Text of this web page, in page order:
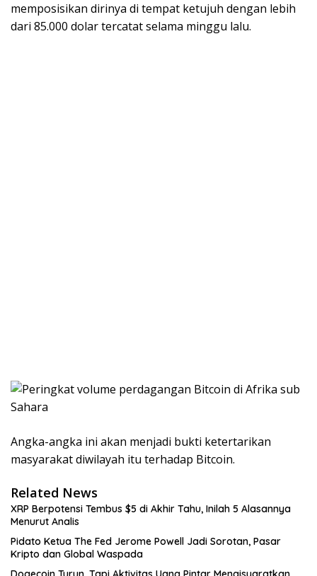
memposisikan dirinya di tempat ketujuh dengan lebih
dari 85.000 dolar tercatat selama minggu lalu.
Angka-angka ini akan menjadi bukti ketertarikan
masyarakat diwilayah itu terhadap Bitcoin.
Related News
XRP Berpotensi Tembus $5 di Akhir Tahu, Inilah 5 Alasannya
Menurut Analis
Pidato Ketua The Fed Jerome Powell Jadi Sorotan, Pasar
Kripto dan Global Waspada